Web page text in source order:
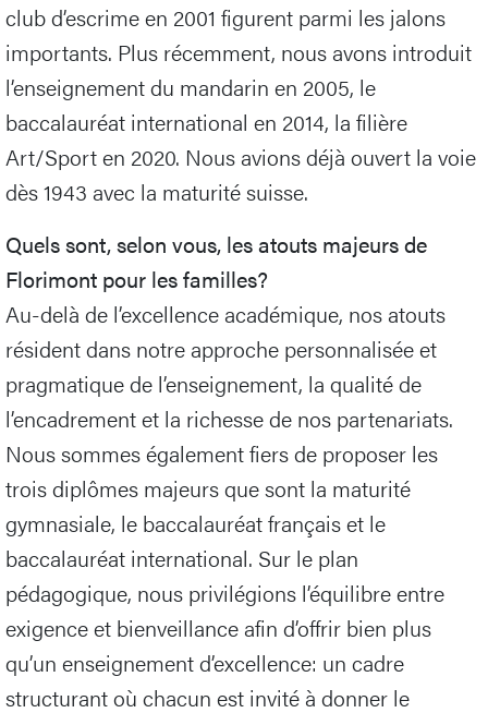
club d’escrime en 2001 figurent parmi les jalons
importants. Plus récemment, nous avons introduit
l’enseignement du mandarin en 2005, le
baccalauréat international en 2014, la filière
Art/Sport en 2020. Nous avions déjà ouvert la voie
dès 1943 avec la maturité suisse.
Quels sont, selon vous, les atouts majeurs de
Florimont pour les familles?
Au-delà de l’excellence académique, nos atouts
résident dans notre approche personnalisée et
pragmatique de l’enseignement, la qualité de
l’encadrement et la richesse de nos partenariats.
Nous sommes également fiers de proposer les
trois diplômes majeurs que sont la maturité
gymnasiale, le baccalauréat français et le
baccalauréat international. Sur le plan
pédagogique, nous privilégions l’équilibre entre
exigence et bienveillance afin d’offrir bien plus
qu’un enseignement d’excellence: un cadre
structurant où chacun est invité à donner le